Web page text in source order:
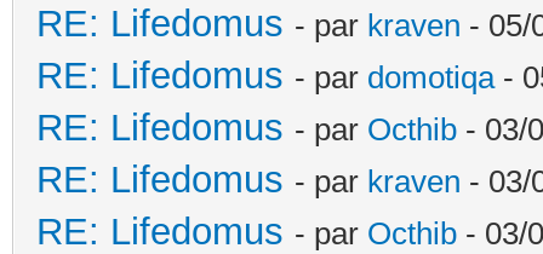
RE: Lifedomus - par kraven - 05/
RE: Lifedomus - par domotiqa-
RE: Lifedomus - par Octhib - 03/
RE: Lifedomus - par kraven - 03/
RE: Lifedomus - par Octhib - 03/